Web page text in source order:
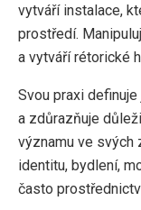
vytváří instalace,
prostředí.
a vytváří rétorické
Svou praxi definuje
a zdůrazňuje
významu ve svých
identitu, bydlení,
často